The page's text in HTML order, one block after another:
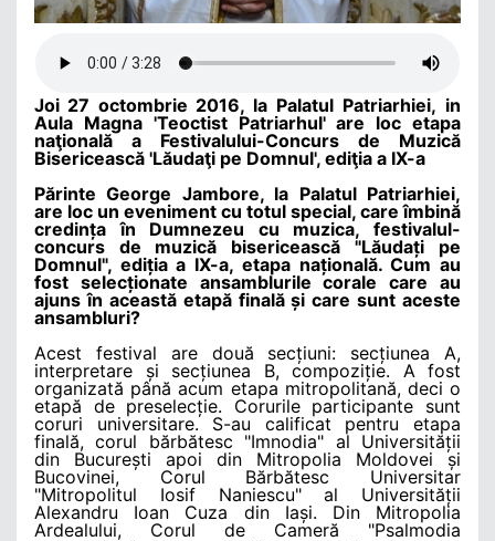
Joi 27 octombrie 2016, la Palatul Patriarhiei, in
Aula Magna 'Teoctist Patriarhul' are loc etapa
naţională a Festivalului-Concurs de Muzică
Bisericească 'Lăudaţi pe Domnul', ediţia a IX-a
Părinte George Jambore, la Palatul Patriarhiei,
are loc un eveniment cu totul special, care îmbină
credința în Dumnezeu cu muzica, festivalul-
concurs de muzică bisericească
"Lăudați pe
Domnul", ediția a IX-a, etapa națională. Cum au
fost selecționate ansamblurile corale care au
ajuns în această etapă finală și care sunt aceste
ansambluri?
Acest festival are două secțiuni: secțiunea A,
interpretare și secțiunea B, compoziție. A fost
organizată până acum etapa mitropolitană, deci o
etapă de preselecție. Corurile participante sunt
coruri universitare. S-au calificat pentru etapa
finală, corul bărbătesc "Imnodia" al Universității
din București apoi din Mitropolia Moldovei și
Bucovinei, Corul Bărbătesc Universitar
"Mitropolitul Iosif Naniescu" al Universității
Alexandru Ioan Cuza din Iași. Din Mitropolia
Ardealului, Corul de Cameră "Psalmodia